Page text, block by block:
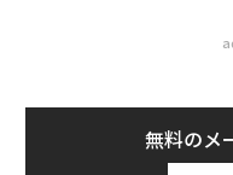
無料のメ